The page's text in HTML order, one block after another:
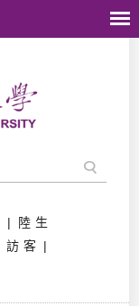
|
陸 生
訪 客 |